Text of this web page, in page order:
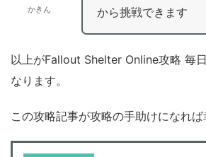
かきん
から挑戦できます
以上がFallout Shelter Online攻略 毎
なります。
この攻略記事が攻略の手助けになれば